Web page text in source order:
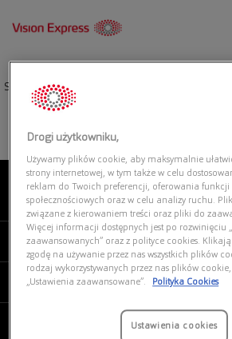
Strona główna|
O NAS
MOJE VISION EXPRESS
PRODUKTY I USŁUGI
Drogi użytkowniku,
Używamy plików cookie, aby maksymalnie
strony internetowej, w tym także w celu
reklam do Twoich preferencji, oferowania
społecznościowych oraz w celu analizy ruchu.
związane z kierowaniem treści oraz pliki do
Więcej informacji dostępnych jest po rozwinięciu
zaawansowanych” oraz z polityce cookies.
zgodę na używanie przez nas wszystkich plików
rodzaj wykorzystywanych przez nas plików
„Ustawienia zaawansowane”.
Polityka Cookies
Ustawienia cookies